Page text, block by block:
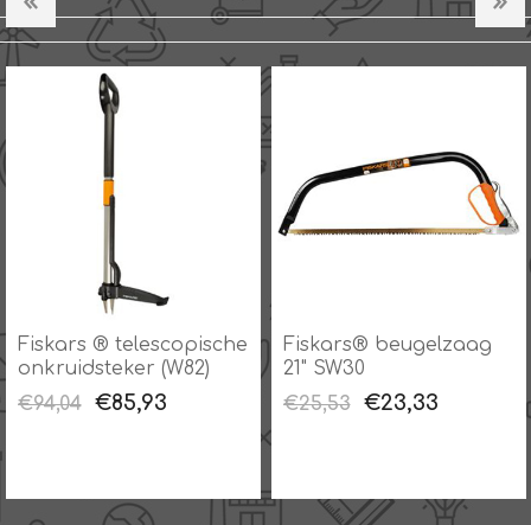
Fiskars ® telescopische
onkruidsteker (W82)
€94,04
€85,93
Fiskars® beugelzaag
21" SW30
€25,53
€23,33